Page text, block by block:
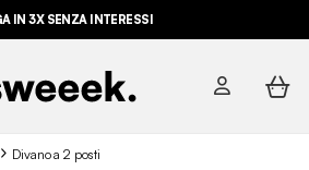
IN 3X SENZA INTERESSI
Divano a 2 posti